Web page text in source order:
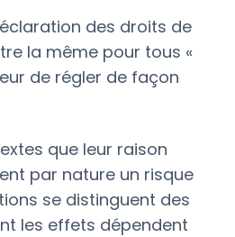
des droits de
la même pour tous «
de régler de façon
que leur raison
par nature un risque
se distinguent des
les effets dépendent